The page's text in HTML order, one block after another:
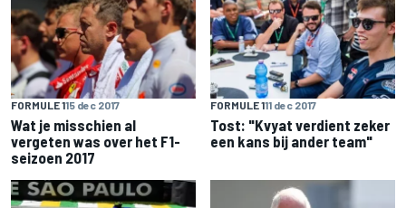
FORMULE 115 dec 2017
Wat je misschien al
vergeten was over het F1-
seizoen 2017
FORMULE 111 dec 2017
Tost: "Kvyat verdient zeker
een kans bij ander team"